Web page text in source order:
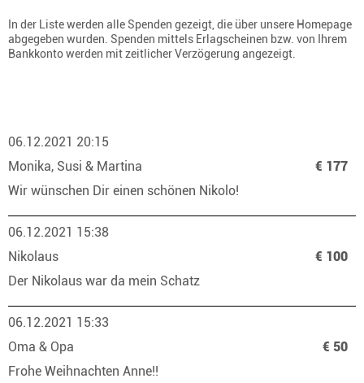
In der Liste werden alle Spenden gezeigt, die über unsere Homepage
abgegeben wurden. Spenden mittels Erlagscheinen bzw. von Ihrem
Bankkonto werden mit zeitlicher Verzögerung angezeigt.
06.12.2021 20:15
Monika, Susi & Martina
€ 177
Wir wünschen Dir einen schönen Nikolo!
06.12.2021 15:38
Nikolaus
€ 100
Der Nikolaus war da mein Schatz
06.12.2021 15:33
Oma & Opa
€ 50
Frohe Weihnachten Anne!!